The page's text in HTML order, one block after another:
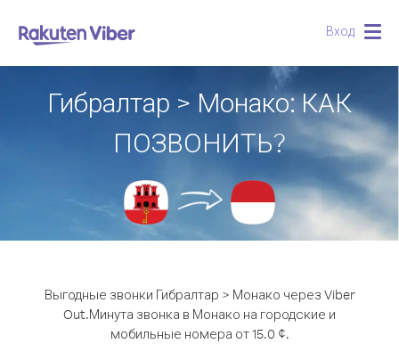
Вход
Гибралтар > Монако: КАК
ПОЗВОНИТЬ?
Выгодные звонки Гибралтар > Монако через Viber
Out.Минута звонка в Монако на городские и
мобильные номера от 15.0 ¢.